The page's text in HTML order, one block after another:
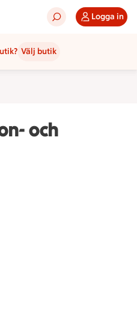
Logga in
Välj butik
och
har 1 kommentarer